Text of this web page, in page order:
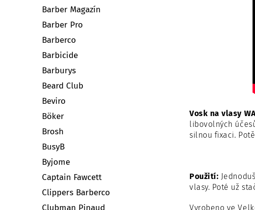
Barber Magazín
Barber Pro
Barberco
Barbicide
Barburys
Beard Club
Beviro
Böker
Brosh
BusyB
Byjome
Captain Fawcett
Clippers Barberco
Clubman Pinaud
Vosk na vlasy
libovolných
silnou fixaci.
Použití:
vlasy. Poté už
Vyrobeno ve